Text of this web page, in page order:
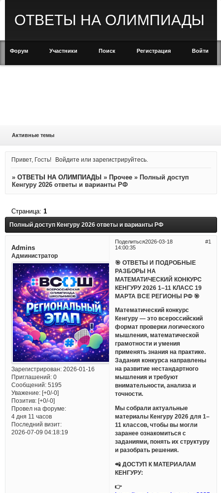
ОТВЕТЫ НА ОЛИМПИАДЫ
Форум Участники Поиск Регистрация Войти
Активные темы
Привет, Гость! Войдите илизарегистрируйтесь
» ОТВЕТЫ НА ОЛИМПИАДЫ » Прочее » Полный доступ
Кенгуру 2026 ответы и варианты РФ
Полный доступ Кенгуру 2026 ответы и варианты РФ
Страница: 1
Поделиться 1
2026-03-18
14:00:35
Admins
Администратор
Зарегистрирован: 2026-01-16
Приглашений:0
Сообщений:5195
Уважение: [+0/-0]
Позитив: [+0/-0]
Провел на форуме:
4 дня 11 часов
Последний визит:
2026-07-09 04:18:19
🎯 ОТВЕТЫ И ПОДРОБНЫЕ
РАЗБОРЫ НА
МАТЕМАТИЧЕСКИЙ КОНКУРС
КЕНГУРУ 2026 1–11 КЛАСС 19
МАРТА ВСЕ РЕГИОНЫ РФ 🎯
Математический конкурс
Кенгуру — это всероссийский
формат проверки логического
мышления, математической
грамотности и умения
применять знания на практике.
Задания конкурса направлены
на развитие нестандартного
мышления и требуют
внимательности, анализа и
точности.
Мы собрали актуальные
материалы Кенгуру 2026 для 1–
11 классов, чтобы вы могли
заранее ознакомиться с
заданиями, понять их структуру
и разобрать решения.
📲 ДОСТУП К МАТЕРИАЛАМ
КЕНГУРУ:
👉